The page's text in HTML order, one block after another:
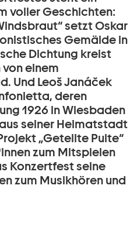
voller Geschichten:
setzt Oskar
Gemälde in
Dichtung kreist
einem
Und Leoš Janáček
deren
1926 in Wiesbaden
seiner Heimatstadt
„Geteilte Pulte“
zum Mitspielen
Konzertfest seine
zum Musikhören und